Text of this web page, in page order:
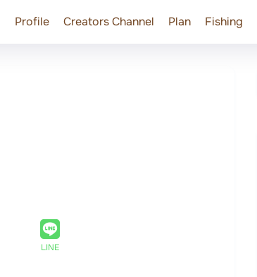
Profile Creators Channel Plan Fishing
LINE